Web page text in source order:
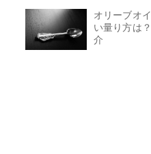
オリーブオ
い量り方は
介